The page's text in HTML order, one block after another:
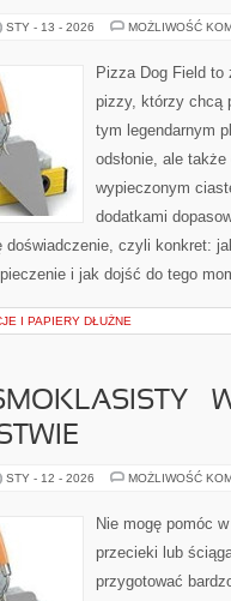
STY - 13 - 2026 MOŻLIWOŚĆ
Pizza Dog Field to
pizzy, którzy chcą
tym legendarnym
odsłonie, ale
wypieczonym
dodatkami
doświadczenie, czyli konkret:
i jak dojść do tego
I PAPIERY DŁUŻNE
–
STY - 12 - 2026 MOŻLIWOŚĆ
Nie mogę pomóc
przecieki lub
przygotować